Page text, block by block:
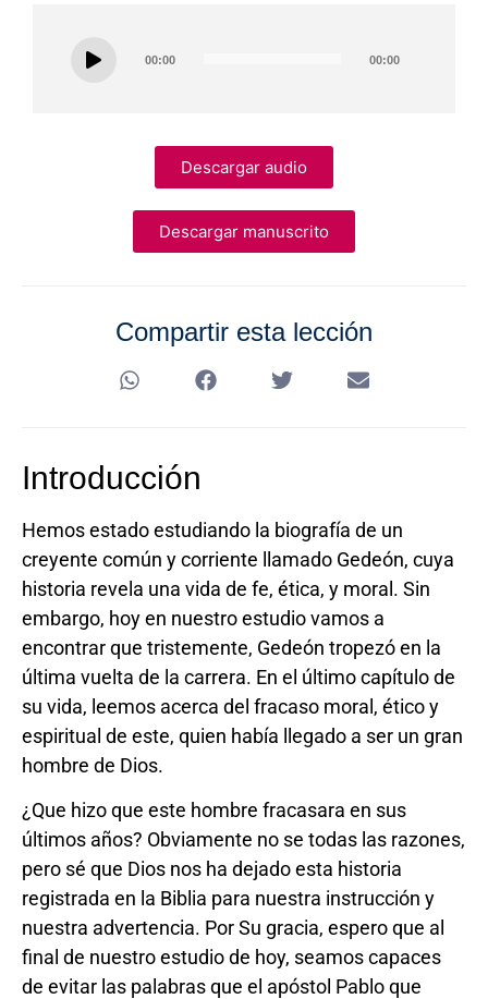
00:00 00:00
Descargar audio
Descargar manuscrito
Compartir esta lección
Introducción
Hemos estado estudiando la biografía de un
creyente común y corriente llamado Gedeón, cuya
historia revela una vida de fe, ética, y moral. Sin
embargo, hoy en nuestro estudio vamos a
encontrar que tristemente, Gedeón tropezó en la
última vuelta de la carrera. En el último capítulo de
su vida, leemos acerca del fracaso moral, ético y
espiritual de este, quien había llegado a ser un gran
hombre de Dios.
¿Que hizo que este hombre fracasara en sus
últimos años? Obviamente no se todas las razones,
pero sé que Dios nos ha dejado esta historia
registrada en la Biblia para nuestra instrucción y
nuestra advertencia. Por Su gracia, espero que al
final de nuestro estudio de hoy, seamos capaces
de evitar las palabras que el apóstol Pablo que